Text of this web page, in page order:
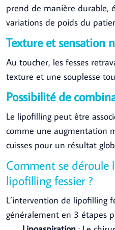
prend de manière durable,
variations de poids du
Texture et sensation
Au toucher, les fesses
texture et une souplesse
Possibilité de
Le lipofilling peut être
comme une augmentation
cuisses pour un résultat
Comment se déroule
lipofilling fessier ?
L’intervention de lipofilling
généralement en 3 étapes